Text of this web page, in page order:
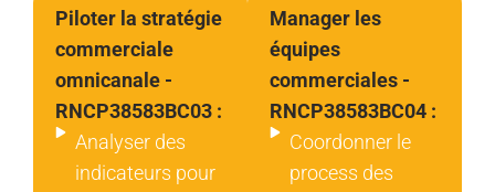
Piloter la stratégie
commerciale
omnicanale -
RNCP38583BC03 :
Analyser des
indicateurs pour
Manager les
équipes
commerciales -
RNCP38583BC04 :
Coordonner le
process des